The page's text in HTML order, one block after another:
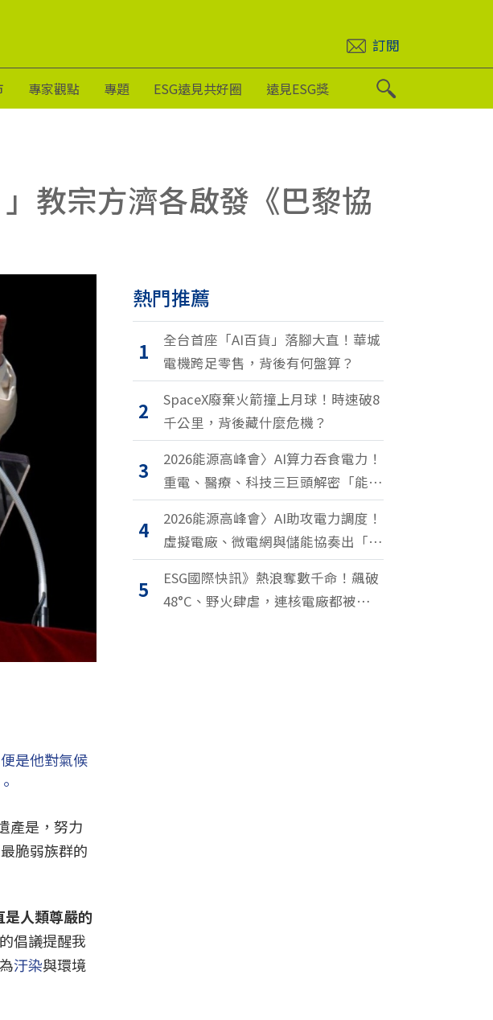
訂閱
專家觀點 專題 ESG遠見共好圈 遠見ESG獎
教宗方濟各啟發《巴黎協
是他對氣候
產是，努力
脆弱族群的
人類尊嚴的
倡議提醒我
汙染與環境
熱門推薦
1
全台首座「AI百貨」落腳大直！華城
電機跨足零售，背後有何盤算？
2
SpaceX廢棄火箭撞上月球！時速破8
千公里，背後藏什麼危機？
3
2026能源高峰會〉AI算力吞食電力！
重電、醫療、科技三巨頭解密「能源
轉型2.0」致勝關鍵
4
2026能源高峰會〉AI助攻電力調度！
虛擬電廠、微電網與儲能協奏出「能
源交響樂」
5
ESG國際快訊》熱浪奪數千命！飆破
48°C、野火肆虐，連核電廠都被逼停